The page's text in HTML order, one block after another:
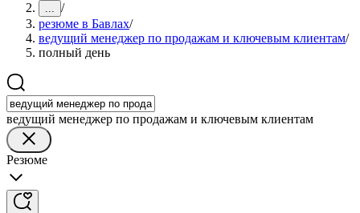
... /
резюме в Бавлах/
ведущий менеджер по продажам и ключевым клиентам/
полный день
ведущий менеджер по продажам и ключевым клиентам
Резюме